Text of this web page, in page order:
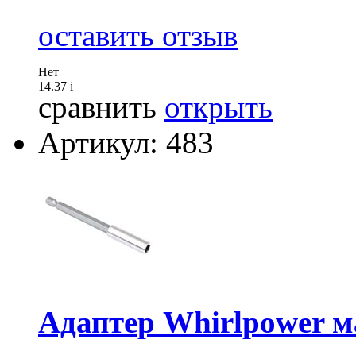
оставить отзыв
Нет
14.37 i
сравнить открыть
Артикул: 483
Адаптер Whirlpower